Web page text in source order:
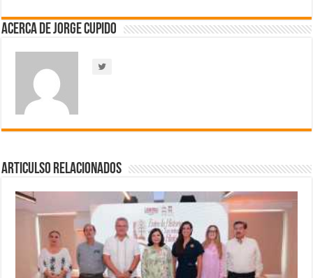
Acerca de Jorge Cupido
Articulso Relacionados